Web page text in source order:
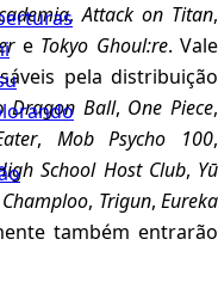
,Attack on Titan,
e Tokyo Ghoul:re. Vale
pela distribuição
Dragon Ball, One Piece,
, Mob Psycho 100,
School Host Club, Yū
, Trigun,Eureka
também entrarão